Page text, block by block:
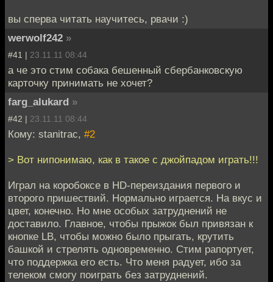
вы сперва читать научитесь, рвачи :)
werwolf242 »
#41 | 23.11.11 08:44
а че это стим собака бешенный сбербанковскую
карточку принимать не хочет?
farg_alukard »
#42 | 23.11.11 08:44
Кому: stanitrac, #2
> Вот нипонимаю, как в такое с джойпадом играть!!!
Играл на коробоксе в HD-переиздания первого и
второго пришествий. Нормально играется. На вкус и
цвет, конечно. Но мне особых затруднений не
доставило. Главное, чтобы прыжок был привязан к
кнопке LB, чтобы можно было прыгать, крутить
башкой и стрелять одновременно. Стим рапортует,
что поддержка его есть. Что меня радует, ибо за
телеком смогу поиграть без затруднений.